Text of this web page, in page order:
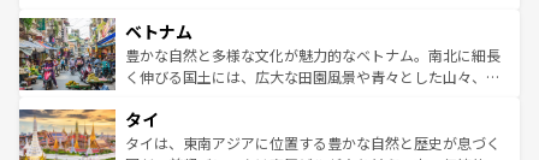
参照してほしい。
容にもいいと評判のスイーツなど、バラエティ豊かな料理
が味わえる。 なお、新着の台湾情報は コンテンツ一覧を参
照してほしい。
き、地方に足を延ばせば四季折々の自然美を楽しむことが
できる。そして、キムチや焼肉、絶品のストリートフード
まで、さまざまな韓国料理が待っている。夜には、韓国な
リティに包まれながら、韓国の多彩な魅力を心ゆくまで味
わってみてほしい。 なお、新着の韓国情報はコンテンツ一
ベトナム
豊かな自然と多様な文化が魅力的なベトナム。南北に細長
く伸びる国土には、広大な田園風景や青々とした山々、世
急速な発展と共に伝統が息づく。ハノイの古い町並みやホ
ーチミン市のフランス統治時代の建物も、独特の雰囲気を
タイ
タイは、東南アジアに位置する豊かな自然と歴史が息づく